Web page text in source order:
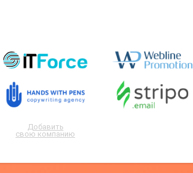
Добавить
свою компанию